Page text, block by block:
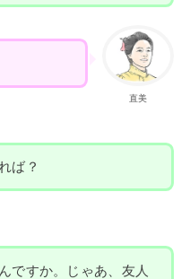
直美
ば？
ですか。じゃあ、友人